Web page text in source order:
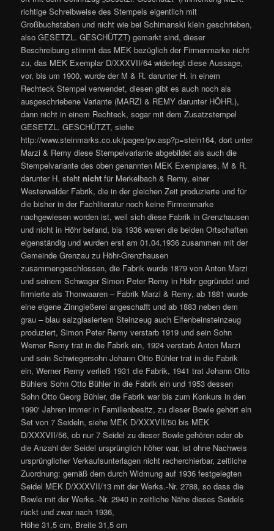
richtige Schreibweise des Stempels eigentlich mit
Großbuchstaben und nicht wie bei Schimanski klein geschrieben,
also GESETZL. GESCHÜTZT) gemarkt sind, dieser
Beschreibung stimmt das MEK bezüglich der Firmenmarke nicht
zu, das MEK Exemplar D/XXXVII/64 widerlegt diese Aussage,
vor, bis um 1900, wurde der M & R. darunter H. in einem
Rechteck Stempel verwendet, diesen gibt es auch noch als
ausgeschriebene Variante (MARZI & REMY darunter HÖHR.),
dann nicht in einem Rechteck, sogar mit dem Zusatzstempel
GESETZL. GESCHÜTZT, siehe
http://www.steinmarks.co.uk/pages/pv.asp?p=stein164, dort unter
Marzi & Remy diese Stempelvariante abgebildet als auch die
Stempelvariante des oben genannten MEK Exemplares, M & R.
darunter H. stehtnicht für Merkelbach & Remy, einer
Westerwälder Fabrik, die in der gleichen Zeit produzierte und für
die bisher in der Fachliteratur noch keine Firmenmarke
nachgewiesen worden ist, weil sich diese Fabrik in Grenzhausen
und nicht in Höhr befand, bis 1936 waren die beiden Ortschaften
eigenständig und wurden erst am 01.04.1936 zusammen mit der
Gemeinde Grenzau zu Höhr-Grenzhausen
zusammengeschlossen, die Fabrik wurde 1879 von Anton Marzi
und seinem Schwager Simon Peter Remy in Höhr gegründet und
firmierte als Thonwaaren – Fabrik Marzi & Remy, ab 1881 wurde
eine eigene Zinngießerei angeschafft und ab 1883 neben dem
grau – blau salzglasiertem Steinzeug auch Elfenbeinsteinzeug
produziert, Simon Peter Remy verstarb 1919 und sein Sohn
Werner Remy trat in die Fabrik ein, 1924 verstarb Anton Marzi
und sein Schwiegersohn Johann Otto Bühler trat in die Fabrik
ein, Werner Remy verließ 1931 die Fabrik, 1941 trat Johann Otto
Bühlers Sohn Otto Bühler in die Fabrik ein und 1953 dessen
Sohn Otto Georg Bühler, die Fabrik war bis zum Konkurs in den
1990‘ Jahren immer in Familienbesitz, zu dieser Bowle gehört ein
Set von 7 Seideln, siehe MEK D/XXXVII/50 bis MEK
D/XXXVII/56, ob nur 7 Seidel zu dieser Bowle gehören oder ob
die Anzahl der Seidel ursprünglich höher war, ist ohne Nachweis
ursprünglicher Verkaufsunterlagen nicht recherchierbar, zeitliche
Zuordnung: gemäß dem durch Widmung auf 1936 festgelegten
Seidel MEK D/XXXVII/13 mit der Werks.-Nr. 2788, so dass die
Bowle mit der Werks.-Nr. 2940 in zeitliche Nähe dieses Seidels
rückt und zwar nach 1936,
Höhe 31,5 cm, Breite 31,5 cm